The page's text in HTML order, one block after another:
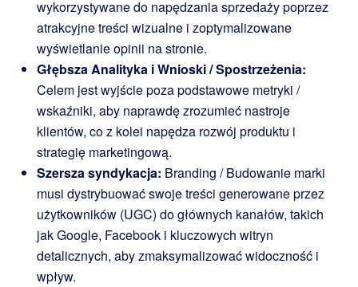
wykorzystywane do napędzania sprzedaży poprzez
atrakcyjne treści wizualne i zoptymalizowane
wyświetlanie opinii na stronie.
Głębsza Analityka i Wnioski / Spostrzeżenia:
Celem jest wyjście poza podstawowe metryki /
wskaźniki, aby naprawdę zrozumieć nastroje
klientów, co z kolei napędza rozwój produktu i
strategię marketingową.
Szersza syndykacja: Branding / Budowanie marki
musi dystrybuować swoje treści generowane przez
użytkowników (UGC) do głównych kanałów, takich
jak Google, Facebook i kluczowych witryn
detalicznych, aby zmaksymalizować widoczność i
wpływ.